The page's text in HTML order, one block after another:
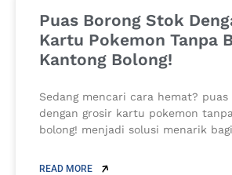
Puas Borong Stok
Kartu Pokemon Tanpa
Kantong Bolong!
Sedang mencari cara hemat? puas
dengan grosir kartu pokemon
bolong! menjadi solusi menarik
READ MORE